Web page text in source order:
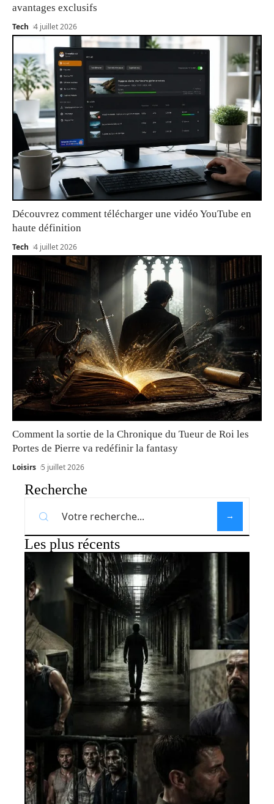
avantages exclusifs
Tech 4 juillet 2026
Découvrez comment télécharger une vidéo YouTube en
haute définition
Tech 4 juillet 2026
Comment la sortie de la Chronique du Tueur de Roi les
Portes de Pierre va redéfinir la fantasy
Loisirs 5 juillet 2026
Recherche
Les plus récents